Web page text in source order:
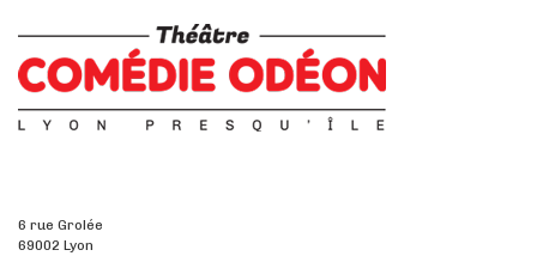
6 rue Grolée
69002 Lyon